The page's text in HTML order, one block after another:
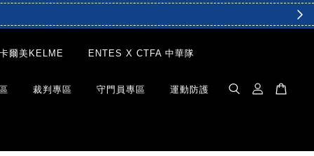
卡爾美KELME ENTES X CTFA 中華隊
裁判專區 守門員專區 運動防護